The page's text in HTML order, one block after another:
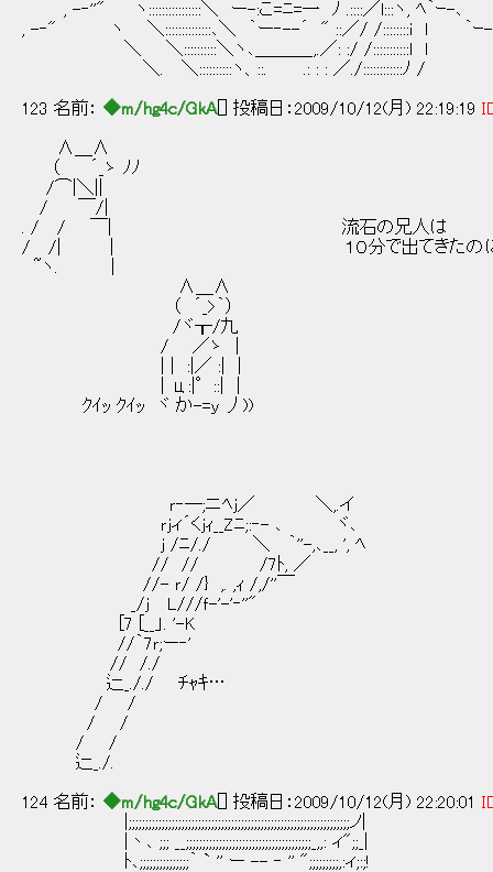
, -‐''" ヽ::::::::::::::::＼ ー-:こ=ﾆ=一 ﾉ .::::／l:::ヽ, ﾍ｀ｰ-､
, -‐" ヽ ＼::::::::::::::､＼ ｀ー‐--´ " ::／/ /::::::::i l ｀ｰ-
＼ ＼::::::::::＼ヽ､＿＿＿_,.／: :/ /:::::::::::l ｌ
＼. ＼::::::::::ヽ、::. .: : : ／./::::::::::::ﾉ /
123 名前： ◆m/hg4c/GkA[] 投稿日：2009/10/12(月) 22:19:19
∧＿∧
（ ´_ゝ ﾉﾉ
/⌒|＼||
/ ￣/|
. / / ￣| 流石の兄人は
/ /| | １０分で出てきたの
~ヽ. |
∧＿∧
（ ´_>｀）
/ヾ┰/九
/ ／ゝ |
| | :|／ :| |
| ц:|°::| |
ｸｲｯ ｸｲｯ ヾ か-=ｙ 丿))
ｒ‐―;ニﾍｊ／ ＼,.イ
ｒｊィ´くｊｨ__Zﾆ;:‐- ､ ヾ､
ｊ /ﾆ/./ ＼ ｀''-,､__, ', ﾍ
// // /7ﾄ, ／
//- ｒ/ /} ,. ,ｨ /,/''￣
_/ｊ L///ｆ-'-'‐''"
[7 [__」. '-K
//｀7ｒ;ー‐'
// /./
辷_././ ﾁｬｷ…
/ /
/ /
/ /
辷_./.
124 名前： ◆m/hg4c/GkA[] 投稿日：2009/10/12(月) 22:20:01
|;;;;;;;;;;;;;;;;;;;;;;;;;;;;;;;;;;;;;;;;;;;;;;;;;;;;;;;;;;;;;;;;;;;ノ|
|丶､ ;;; __;;;;;;;;;;;;;;;;;;;;;;;;;;;;;;;;;;;;;;_,,: ィ";;_|
ﾄ､;;;;;;;;;;;;;;;｀ ` '' ー -- ‐ '' ";;;;;;;;;,:ィ;:;!